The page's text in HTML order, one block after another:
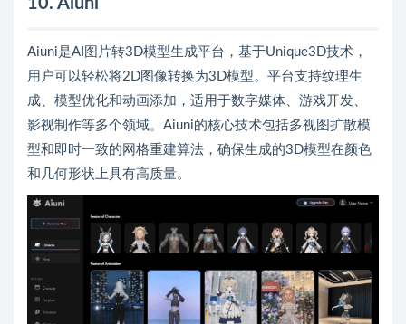
10. Aiuni
Aiuni是AI图片转3D模型生成平台，基于Unique3D技术，
用户可以轻松将2D图像转换为3D模型。平台支持纹理生
成、模型优化和动画添加，适用于数字媒体、游戏开发、
影视制作等多个领域。Aiuni的核心技术包括多视图扩散模
型和即时一致的网格重建算法，确保生成的3D模型在颜色
和几何形状上具有高质量。